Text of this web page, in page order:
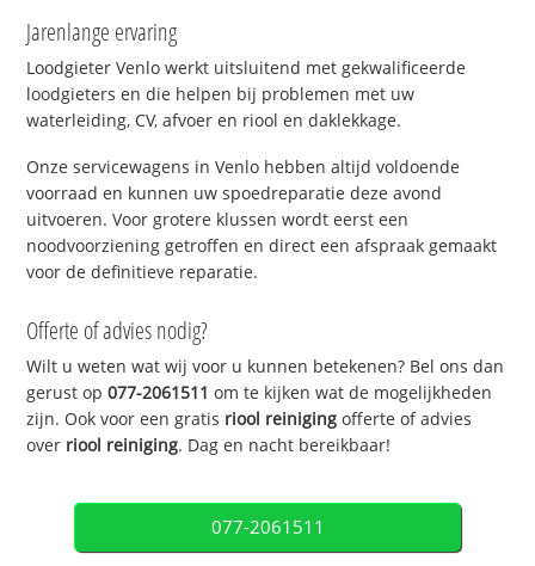
Jarenlange ervaring
Loodgieter Venlo werkt uitsluitend met gekwalificeerde
loodgieters en die helpen bij problemen met uw
waterleiding, CV, afvoer en riool en daklekkage.
Onze servicewagens in Venlo hebben altijd voldoende
voorraad en kunnen uw spoedreparatie deze avond
uitvoeren. Voor grotere klussen wordt eerst een
noodvoorziening getroffen en direct een afspraak gemaakt
voor de definitieve reparatie.
Offerte of advies nodig?
Wilt u weten wat wij voor u kunnen betekenen? Bel ons dan
gerust op077-2061511 om te kijken wat de mogelijkheden
zijn. Ook voor een gratis riool reiniging offerte of advies
over riool reiniging. Dag en nacht bereikbaar!
077-2061511